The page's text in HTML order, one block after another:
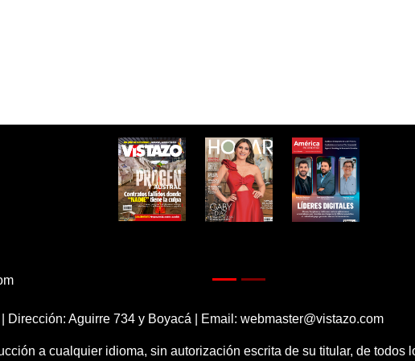
Dirección: Aguirre 734 y Boyacá | Email: webmaster@vistazo.com
a cualquier idioma, sin autorización escrita de su titular, de todos